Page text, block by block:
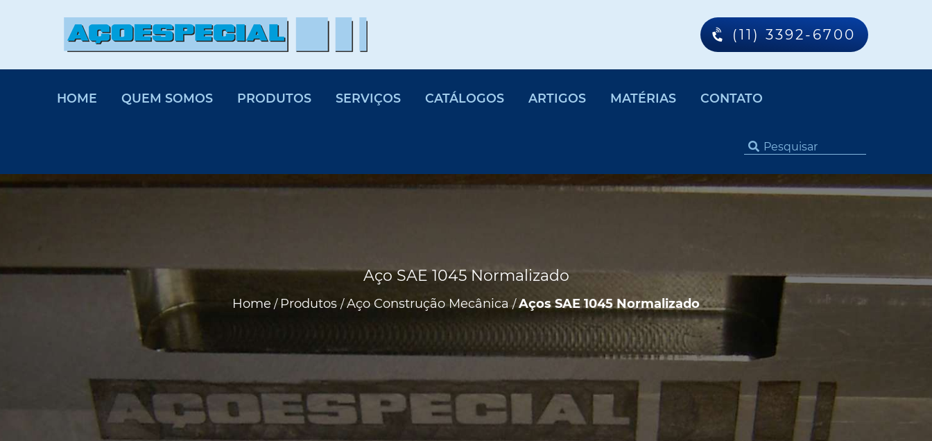
(11) 3392-6700
HOME QUEM SOMOS PRODUTOS SERVIÇOS CATÁLOGOS ARTIGOS MATÉRIAS CONTATO
Home / Produtos /Aço Construção Mecânica/Aços SAE 1045 Normalizado
Aço SAE 1045 Normalizado